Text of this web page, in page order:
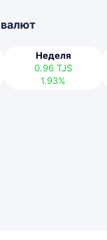
Неделя
0.96 TJS
1.93%